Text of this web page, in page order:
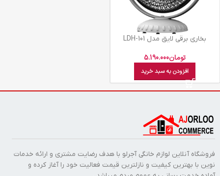
بخاری برقی لایق مدل LDH-101
تومان5.190.000
افزودن به سبد خرید
فروشگاه آنلاین لوازم خانگی آجرلو با هدف رضایت مشتری و ارائه خدمات
نوین با بهترین کیفیت و نازلترین قیمت فعالیت خود را آغاز کرده و